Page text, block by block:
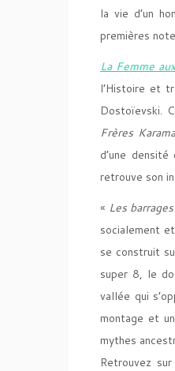
la vie d’un
premières
La Femme
l’Histoire et
Dostoïevski.
Frères
d’une
retrouve son
« Les
socialement
se construit
super 8, le
vallée qui
montage et
mythes
Retrouvez